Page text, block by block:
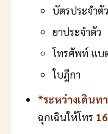
บัตรประจำตั
ยาประจำตัว
โทรศัพท์ แบ
ใบฎีกา
*ระหว่างเดินท
ฉุกเฉินให้โทร